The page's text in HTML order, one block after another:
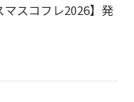
マスコフレ2026】発